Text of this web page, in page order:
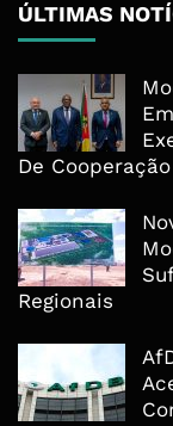
ÚLTIMAS
De Cooperação
Regionais